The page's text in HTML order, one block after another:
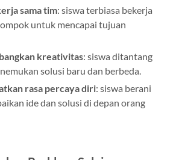
sama tim: siswa terbiasa bekerja
untuk mencapai tujuan
kreativitas: siswa ditantang
solusi baru dan berbeda.
rasa percaya diri: siswa berani
ide dan solusi di depan orang